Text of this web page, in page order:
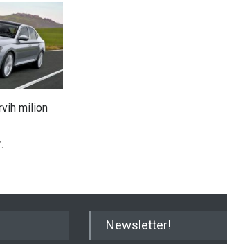
milion
Newsletter!